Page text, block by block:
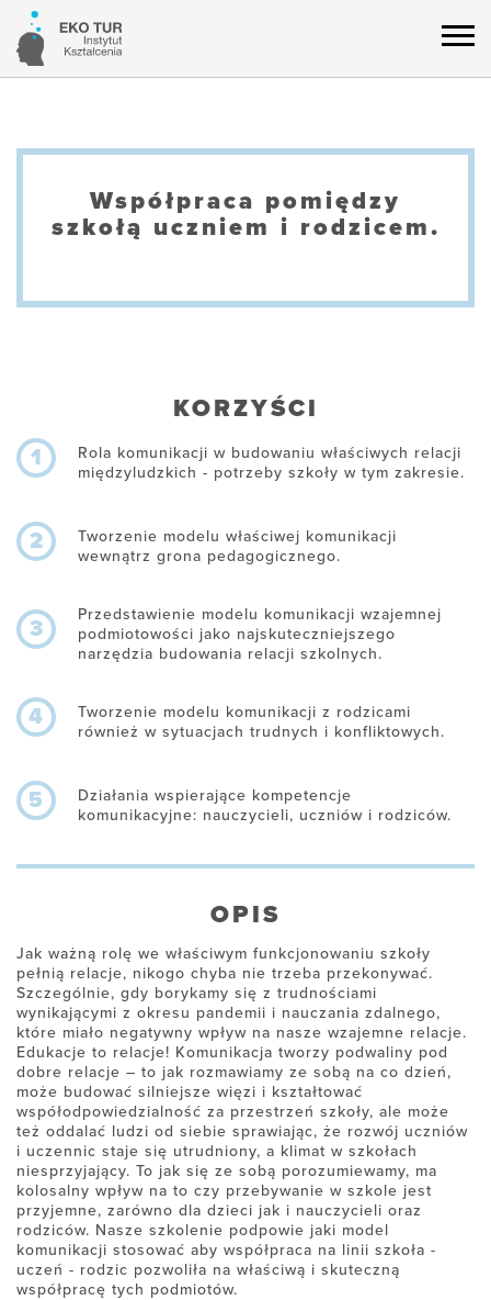
Współpraca pomiędzy
szkołą uczniem i rodzicem.
KORZYŚCI
1
Rola komunikacji w budowaniu właściwych relacji
międzyludzkich - potrzeby szkoły w tym zakresie.
2
Tworzenie modelu właściwej komunikacji
wewnątrz grona pedagogicznego.
3
Przedstawienie modelu komunikacji wzajemnej
podmiotowości jako najskuteczniejszego
narzędzia budowania relacji szkolnych.
4
Tworzenie modelu komunikacji z rodzicami
również w sytuacjach trudnych i konfliktowych.
5
Działania wspierające kompetencje
komunikacyjne: nauczycieli, uczniów i rodziców.
OPIS
Jak ważną rolę we właściwym funkcjonowaniu szkoły
pełnią relacje, nikogo chyba nie trzeba przekonywać.
Szczególnie, gdy borykamy się z trudnościami
wynikającymi z okresu pandemii i nauczania zdalnego,
które miało negatywny wpływ na nasze wzajemne relacje.
Edukacje to relacje! Komunikacja tworzy podwaliny pod
dobre relacje – to jak rozmawiamy ze sobą na co dzień,
może budować silniejsze więzi i kształtować
współodpowiedzialność za przestrzeń szkoły, ale może
też oddalać ludzi od siebie sprawiając, że rozwój uczniów
i uczennic staje się utrudniony, a klimat w szkołach
niesprzyjający. To jak się ze sobą porozumiewamy, ma
kolosalny wpływ na to czy przebywanie w szkole jest
przyjemne, zarówno dla dzieci jak i nauczycieli oraz
rodziców. Nasze szkolenie podpowie jaki model
komunikacji stosować aby współpraca na linii szkoła -
uczeń - rodzic pozwoliła na właściwą i skuteczną
współpracę tych podmiotów.